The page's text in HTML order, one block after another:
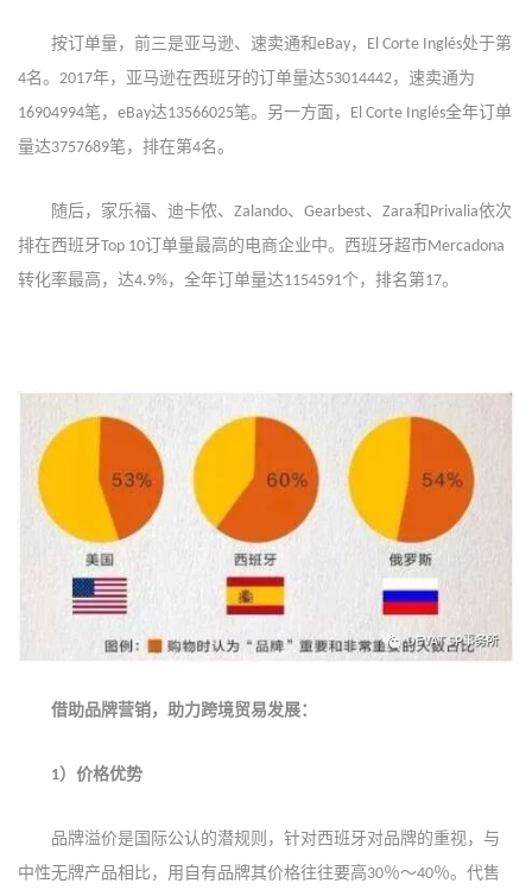
按订单量，前三是亚马逊、速卖通和eBay， El Corte Inglés处于第
4名。 2017年，亚马逊在西班牙的订单量达53014442，速卖通为
16904994笔， eBay达13566025笔。另一方面， El Corte Inglés全年订单
量达3757689笔，排在第4名。
随后，家乐福、迪卡侬、 Zalando、 Gearbest、 Zara和 Privalia依次
排在西班牙Top 10订单量最高的电商企业中。西班牙超市Mercadona
转化率最高，达4.9%，全年订单量达1154591个，排名第17。
借助品牌营销，助力跨境贸易发展：
1） 价格优势
品牌溢价是国际公认的潜规则， 针对西班牙对品牌的重视， 与
中性无牌产品相比， 用自有品牌其价格往往要高30％～40％。代售